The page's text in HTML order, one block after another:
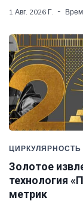
1 Авг. 2026 Г.
ЦИРКУЛЯРНОСТЬ
Золотое
технология
метрик